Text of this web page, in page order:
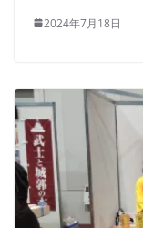
2024年7月18日